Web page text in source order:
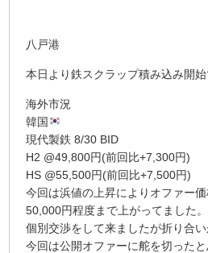
八戸港
本日より鉄スクラップ積み込み開
海外市況
韓国
現代製鉄 8/30 BID
H2 @49,800円(前回比+7,300円)
HS @55,500円(前回比+7,500円)
今回は浜値の上昇によりオファー
50,000円程度まで上がってました
個別交渉をして来ましたが折り合
今回は公開オファーに舵を切った